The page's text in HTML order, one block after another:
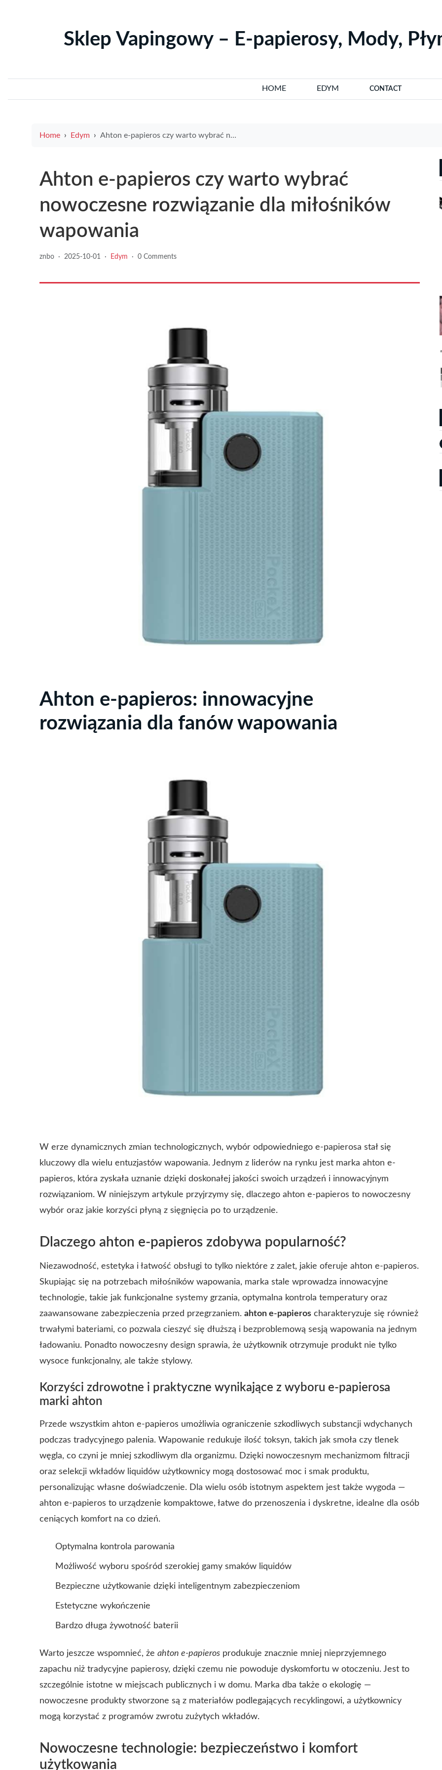
Sklep Vapingowy – E-papierosy, Mody,
HOME EDYM CONTACT
Home Edym Ahton e-papieros czy warto wybrać nowoczesne rozwiązanie dla miłośników wapowania
Ahton e-papieros czy warto wybrać
nowoczesne rozwiązanie dla miłośników
wapowania
znbo · 2025-10-01 · Edym · 0 Comments
Ahton e-papieros: innowacyjne
rozwiązania dla fanów wapowania
W erze dynamicznych zmian technologicznych, wybór odpowiedniego e-papierosa stał się
kluczowy dla wielu entuzjastów wapowania. Jednym z liderów na rynku jest marka ahton e-
papieros, która zyskała uznanie dzięki doskonałej jakości swoich urządzeń i innowacyjnym
rozwiązaniom. W niniejszym artykule przyjrzymy się, dlaczego ahton e-papieros to nowoczesny
wybór oraz jakie korzyści płyną z sięgnięcia po to urządzenie.
Dlaczego ahton e-papieros zdobywa popularność?
Niezawodność, estetyka i łatwość obsługi to tylko niektóre z zalet, jakie oferuje ahton e-papieros.
Skupiając się na potrzebach miłośników wapowania, marka stale wprowadza innowacyjne
technologie, takie jak funkcjonalne systemy grzania, optymalna kontrola temperatury oraz
zaawansowane zabezpieczenia przed przegrzaniem. ahton e-papieros charakteryzuje się również
trwałymi bateriami, co pozwala cieszyć się dłuższą i bezproblemową sesją wapowania na jednym
ładowaniu. Ponadto nowoczesny design sprawia, że użytkownik otrzymuje produkt nie tylko
wysoce funkcjonalny, ale także stylowy.
Korzyści zdrowotne i praktyczne wynikające z wyboru e-papierosa
marki ahton
Przede wszystkim ahton e-papieros umożliwia ograniczenie szkodliwych substancji wdychanych
podczas tradycyjnego palenia. Wapowanie redukuje ilość toksyn, takich jak smoła czy tlenek
węgla, co czyni je mniej szkodliwym dla organizmu. Dzięki nowoczesnym mechanizmom filtracji
oraz selekcji wkładów liquidów użytkownicy mogą dostosować moc i smak produktu,
personalizując własne doświadczenie. Dla wielu osób istotnym aspektem jest także wygoda —
ahton e-papieros to urządzenie kompaktowe, łatwe do przenoszenia i dyskretne, idealne dla osób
ceniących komfort na co dzień.
Optymalna kontrola parowania
Możliwość wyboru spośród szerokiej gamy smaków liquidów
Bezpieczne użytkowanie dzięki inteligentnym zabezpieczeniom
Estetyczne wykończenie
Bardzo długa żywotność baterii
Warto jeszcze wspomnieć, że ahton e-papieros produkuje znacznie mniej nieprzyjemnego
zapachu niż tradycyjne papierosy, dzięki czemu nie powoduje dyskomfortu w otoczeniu. Jest to
szczególnie istotne w miejscach publicznych i w domu. Marka dba także o ekologię —
nowoczesne produkty stworzone są z materiałów podlegających recyklingowi, a użytkownicy
mogą korzystać z programów zwrotu zużytych wkładów.
Nowoczesne technologie: bezpieczeństwo i komfort
użytkowania